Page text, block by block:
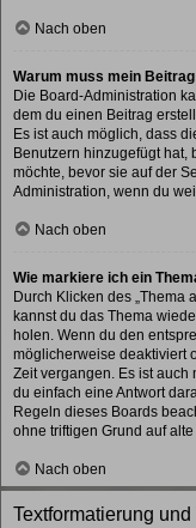
Nach oben
Warum muss mein
Die Board-Administration
dem du einen Beitrag
Es ist auch möglich, dass
Benutzern hinzugefügt hat,
möchte, bevor sie auf der
Administration, wenn du
Nach oben
Wie markiere ich ein
Durch Klicken des „Thema
kannst du das Thema
holen. Wenn du den
möglicherweise deaktiviert
Zeit vergangen. Es ist
du einfach eine Antwort
Regeln dieses Boards
ohne triftigen Grund auf
Nach oben
Textformatierung